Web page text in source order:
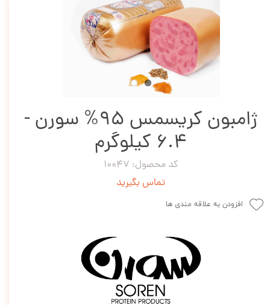
ژامبون کریسمس 95% سورن -
6.4 کیلوگرم
کد محصول: 10047
تماس بگیرید
افزودن به علاقه مندی ها